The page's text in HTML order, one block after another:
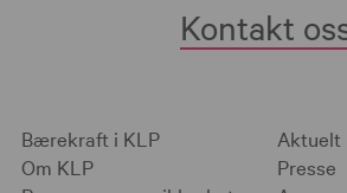
Kontakt
Bærekraft i KLP
Om KLP
Aktuelt
Presse